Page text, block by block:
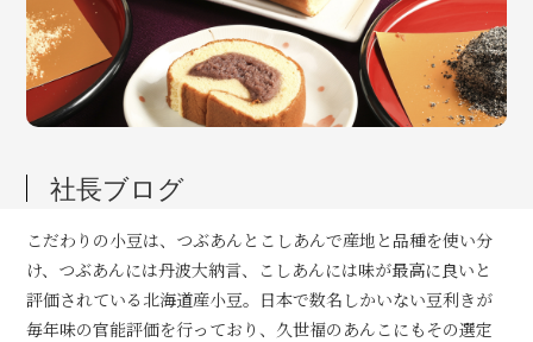
社長ブログ
こだわりの小豆は、つぶあんとこしあんで産地と品種を使い分
け、つぶあんには丹波大納言、こしあんには味が最高に良いと
評価されている北海道産小豆。日本で数名しかいない豆利きが
毎年味の官能評価を行っており、久世福のあんこにもその選定